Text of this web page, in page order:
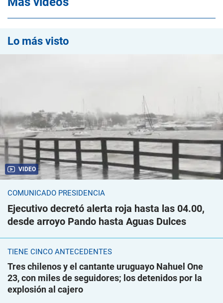
Lo más visto
VIDEO
COMUNICADO PRESIDENCIA
Ejecutivo decretó alerta roja hasta las 04.00,
desde arroyo Pando hasta Aguas Dulces
TIENE CINCO ANTECEDENTES
Tres chilenos y el cantante uruguayo Nahuel One
23, con miles de seguidores; los detenidos por la
explosión al cajero